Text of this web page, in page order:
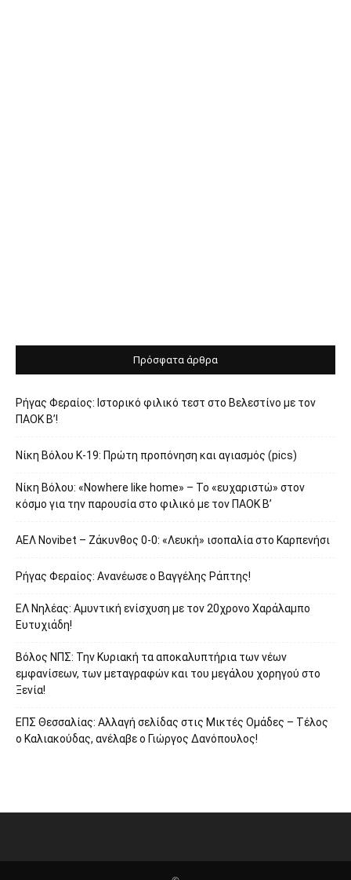
Πρόσφατα άρθρα
Ρήγας Φεραίος: Ιστορικό φιλικό τεστ στο Βελεστίνο με τον
ΠΑΟΚ Β’!
Νίκη Βόλου Κ-19: Πρώτη προπόνηση και αγιασμός (pics)
Νίκη Βόλου: «Nowhere like home» – Το «ευχαριστώ» στον
κόσμο για την παρουσία στο φιλικό με τον ΠΑΟΚ Β’
ΑΕΛ Novibet – Ζάκυνθος 0-0: «Λευκή» ισοπαλία στο Καρπενήσι
Ρήγας Φεραίος: Ανανέωσε ο Βαγγέλης Ράπτης!
ΕΛ Νηλέας: Αμυντική ενίσχυση με τον 20χρονο Χαράλαμπο
Ευτυχιάδη!
Βόλος ΝΠΣ: Την Κυριακή τα αποκαλυπτήρια των νέων
εμφανίσεων, των μεταγραφών και του μεγάλου χορηγού στο
Ξενία!
ΕΠΣ Θεσσαλίας: Αλλαγή σελίδας στις Μικτές Ομάδες – Τέλος
ο Καλιακούδας, ανέλαβε ο Γιώργος Δανόπουλος!